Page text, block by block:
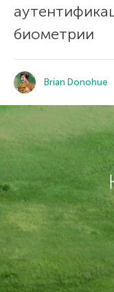
биометрии
Brian Donohue